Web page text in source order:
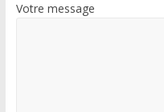
Votre message